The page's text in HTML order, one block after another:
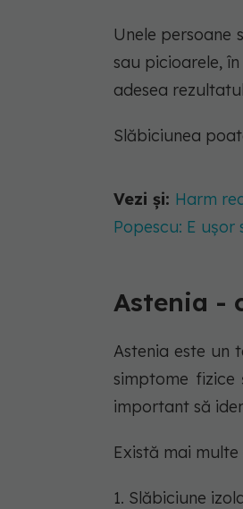
Unele
sau picioarele,
adesea
Slăbiciunea
Vezi și: Harm
Popescu: E
Astenia -
Astenia este un
simptome
important să
Există mai
1. Slăbiciune